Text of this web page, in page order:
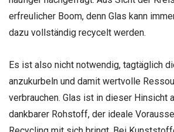
erfreulicher Boom, denn Glas kann
dazu vollständig recycelt werden.
Es ist also nicht notwendig, tagtäglich
anzukurbeln und damit wertvolle
verbrauchen. Glas ist in dieser Hinsicht
dankbarer Rohstoff, der ideale